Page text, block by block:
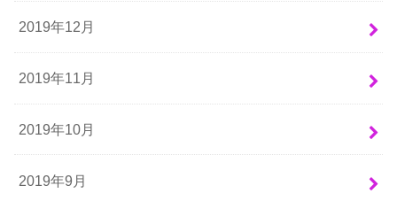
2019年12月
2019年11月
2019年10月
2019年9月